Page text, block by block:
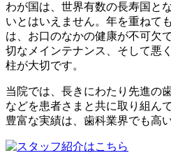
わが国は、世界有数の長寿国と
いとはいえません。年を重ねて
は、お口のなかの健康が不可欠
切なメインテナンス、そして悪
柱が大切です。
当院では、長きにわたり先進の
などを患者さまと共に取り組ん
豊富な実績は、歯科業界でも高